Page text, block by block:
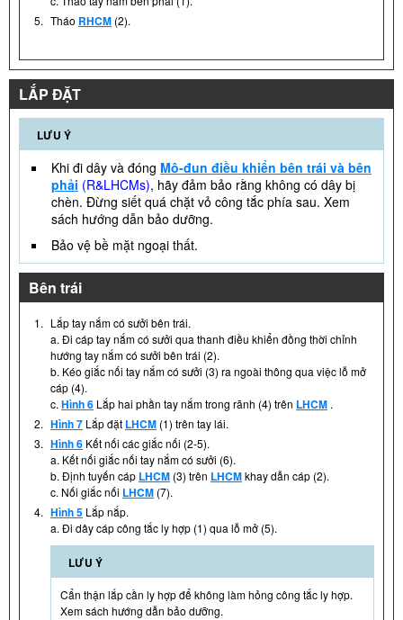
5. Tháo RHCM (2).
LẮP ĐẶT
LƯU Ý
Khi đi dây và đóng Mô-đun điều khiển bên trái và bên
phải (R&LHCMs), hãy đảm bảo rằng không có dây bị
chèn. Đừng siết quá chặt vỏ công tắc phía sau. Xem
sách hướng dẫn bảo dưỡng.
Bảo vệ bề mặt ngoại thất.
Bên trái
1. Lắp tay nắm có sưởi bên trái.
a. Đi cáp tay nắm có sưởi qua thanh điều khiển đồng thời chỉnh
hướng tay nắm có sưởi bên trái (2).
b. Kéo giắc nối tay nắm có sưởi (3) ra ngoài thông qua việc lỗ mở
cáp (4).
c. Hình 6 Lắp hai phần tay nắm trong rãnh (4) trên LHCM .
2. Hình 7 Lắp đặt LHCM (1) trên tay lái.
3. Hình 6 Kết nối các giắc nối (2-5).
a. Kết nối giắc nối tay nắm có sưởi (6).
b. Định tuyến cáp LHCM (3) trên LHCMkhay dẫn cáp (2).
c. Nối giắc nối LHCM (7).
4. Hình 5 Lắp nắp.
a. Đi dây cáp công tắc ly hợp (1) qua lỗ mở (5).
LƯU Ý
Cẩn thận lắp cần ly hợp để không làm hỏng công tắc ly hợp.
Xem sách hướng dẫn bảo dưỡng.